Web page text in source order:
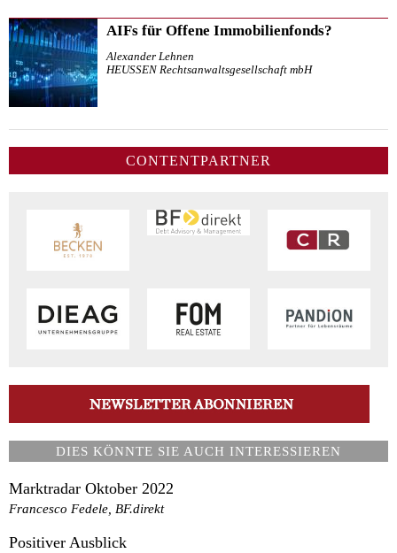
AIFs für Offene Immobilienfonds?
Alexander Lehnen
HEUSSEN Rechtsanwaltsgesellschaft mbH
CONTENTPARTNER
DIES KÖNNTE SIE AUCH INTERESSIEREN
Marktradar Oktober 2022
Francesco Fedele, BF.direkt
Positiver Ausblick